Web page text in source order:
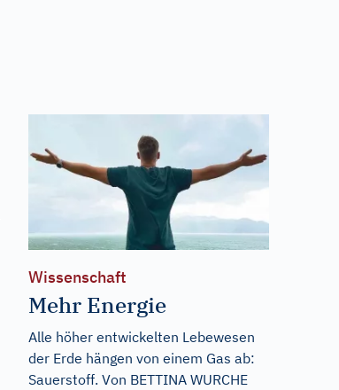
Wissenschaft
Mehr Energie
Alle höher entwickelten Lebewesen
der Erde hängen von einem Gas ab:
Sauerstoff. Von BETTINA WURCHE